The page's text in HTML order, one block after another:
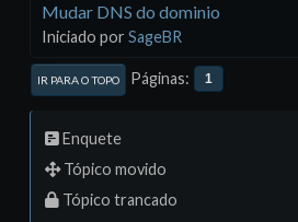
Mudar DNS do dominio
Iniciado por SageBR
IR PARA O TOPO Páginas 1
Enquete
Tópico movido
Tópico trancado